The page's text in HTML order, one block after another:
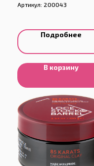
Артикул: 200043
Подробнее
В корзину